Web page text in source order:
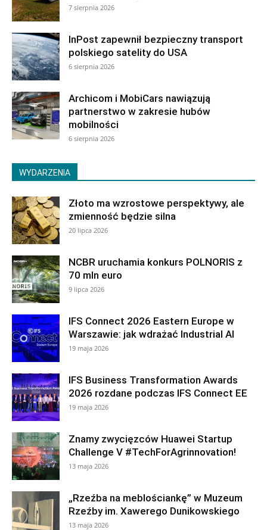
7 sierpnia 2026
InPost zapewnił bezpieczny transport
polskiego satelity do USA
6 sierpnia 2026
Archicom i MobiCars nawiązują
partnerstwo w zakresie hubów
mobilności
6 sierpnia 2026
WYDARZENIA
Złoto ma wzrostowe perspektywy, ale
zmienność będzie silna
20 lipca 2026
NCBR uruchamia konkurs POLNORIS z
70 mln euro
9 lipca 2026
IFS Connect 2026 Eastern Europe w
Warszawie: jak wdrażać Industrial AI
19 maja 2026
IFS Business Transformation Awards
2026 rozdane podczas IFS Connect EE
19 maja 2026
Znamy zwycięzców Huawei Startup
Challenge V #TechForAgrinnovation!
13 maja 2026
„Rzeźba na meblościankę” w Muzeum
Rzeźby im. Xawerego Dunikowskiego
13 maja 2026